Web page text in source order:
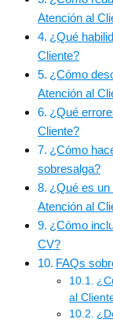
Atención al
¿Qué
Cliente?
¿Cómo
Atención al
¿Qué
Cliente?
¿Cómo
sobresalga?
¿Qué es
Atención al
¿Cómo
CV?
FAQs
al